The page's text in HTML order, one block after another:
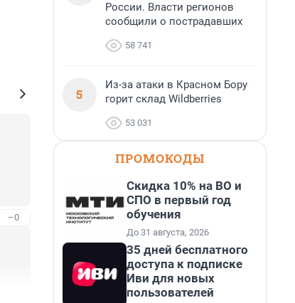
–0
России. Власти регионов
сообщили о пострадавших
58 741
5
Из-за атаки в Красном Бору
горит склад Wildberries
53 031
ПРОМОКОДЫ
Скидка 10% на ВО и
СПО в первый год
обучения
До 31 августа, 2026
35 дней бесплатного
доступа к подписке
Иви для новых
пользователей